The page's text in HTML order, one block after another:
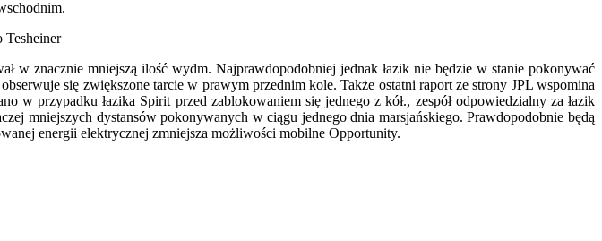
w znacznie mniejszą ilość wydm. Najprawdopodobniej jednak łazik nie będzie w stanie pokonywać
się zwiększone tarcie w prawym przednim kole. Także ostatni raport ze strony JPL wspomina
przypadku łazika Spirit przed zablokowaniem się jednego z kół., zespół odpowiedzialny za łazik
mniejszych dystansów pokonywanych w ciągu jednego dnia marsjańskiego. Prawdopodobnie będą
energii elektrycznej zmniejsza możliwości mobilne Opportunity.